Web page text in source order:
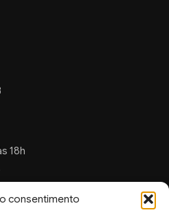
consentimento
18h